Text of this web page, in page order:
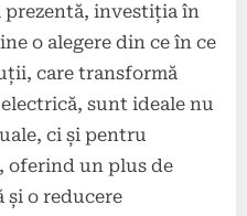
investiția în
o alegere din ce în ce
care transformă
sunt ideale nu
ci și pentru
, oferind un plus de
și o reducere